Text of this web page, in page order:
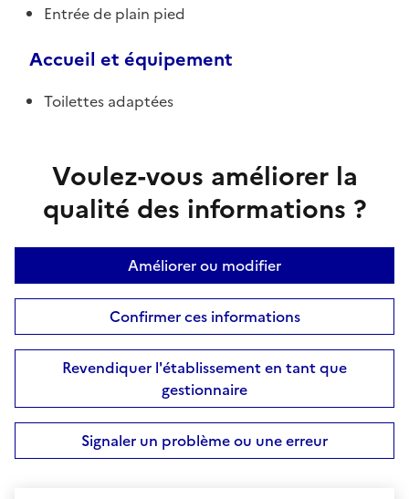
Entrée de plain pied
Accueil et équipement
Toilettes adaptées
Voulez-vous améliorer la
qualité des informations ?
Améliorer ou modifier
Confirmer ces informations
Revendiquer l'établissement en tant que
gestionnaire
Signaler un problème ou une erreur